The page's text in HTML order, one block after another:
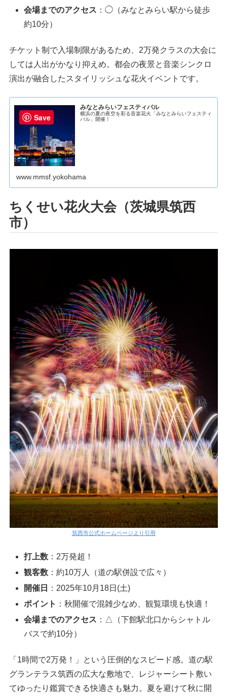
会場までのアクセス ：◯（みなとみらい駅から徒歩
約10分）
チケット制で入場制限があるため、2万発クラスの大会に
しては人出がかなり抑えめ。都会の夜景と音楽シンクロ
演出が融合したスタイリッシュな花火イベントです。
みなとみらいフェスティバル
横浜の夏の夜空を彩る音楽花火「みなとみらいフェスティ
バル」開催！
www.mmsf.yokohama
ちくせい花火大会（茨城県筑西
市）
筑西市公式ホームページより引用
打上数 ：2万発超！
観客数 ：約10万人（道の駅併設で広々）
開催日
：2025年10月18日(土)
ポイント ：秋開催で混雑少なめ、観覧環境も快適！
会場までのアクセス ：△（下館駅北口からシャトル
バスで約10分）
「1時間で2万発！」という圧倒的なスピード感。道の駅
グランテラス筑西の広大な敷地で、レジャーシート敷い
てゆったり鑑賞できる快適さも魅力。夏を避けて秋に開
Save